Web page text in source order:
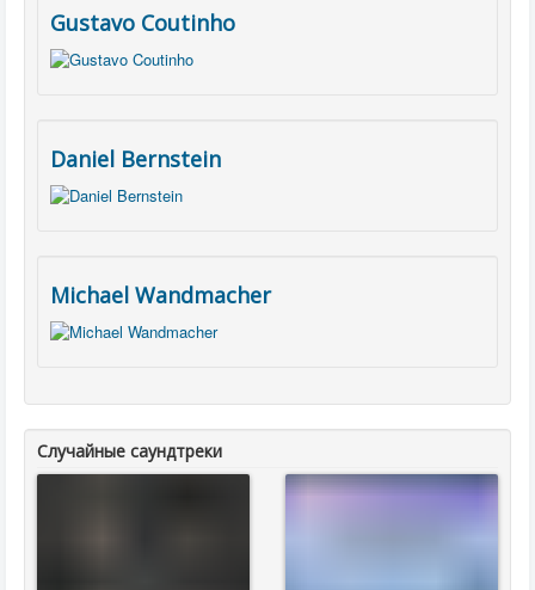
Gustavo Coutinho
Daniel Bernstein
Michael Wandmacher
Случайные саундтреки